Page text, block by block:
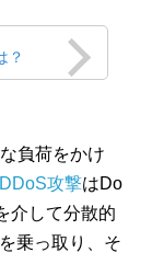
？
負荷をかけ
DDoS攻撃はDo
介して分散的
乗っ取り、そ